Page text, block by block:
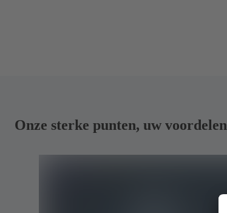
Onze sterke punten, uw voordelen